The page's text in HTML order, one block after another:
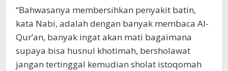
“Bahwasanya membersihkan penyakit batin,
kata Nabi, adalah dengan banyak membaca Al-
Qur’an, banyak ingat akan mati bagaimana
supaya bisa husnul khotimah, bersholawat
jangan tertinggal kemudian sholat istoqomah